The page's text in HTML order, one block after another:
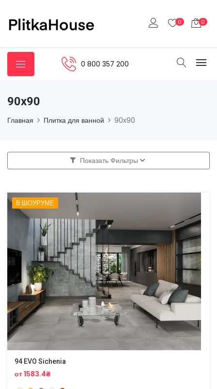
0 0
0 800 357 200
90x90
Главная Плитка для ванной 90x90
Показать Фильтры
В ШОУРУМЕ
94 EVO Sichenia
от 1583.4₴